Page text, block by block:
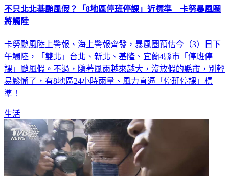
不只北北基颱風假？「8地區停班停課」近標準 卡努暴風圈
將觸陸
卡努颱風陸上警報、海上警報齊發，暴風圈預估今（3）日下
午觸陸，「雙北」台北、新北、基隆、宜蘭4縣市「停班停
課」颱風假。不過，隨著風雨越來越大，沒放假的縣市，別輕
易鬆懈了，有8地區24小時雨量、風力直逼「停班停課」標
準！
生活